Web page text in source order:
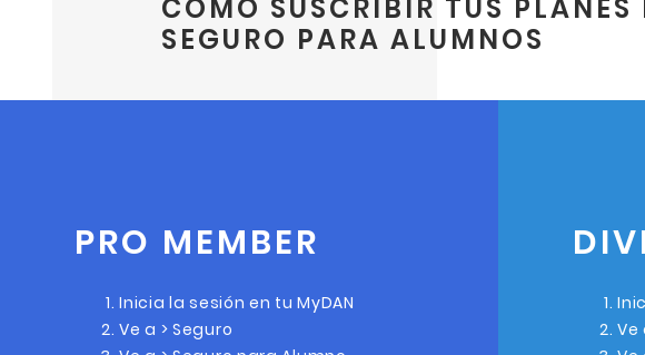
CÓMO SUSCRIBIR TUS PLANES
SEGURO PARA ALUMNOS
PRO MEMBER
Inicia la sesión en tu MyDAN
Ve a > Seguro
Ve